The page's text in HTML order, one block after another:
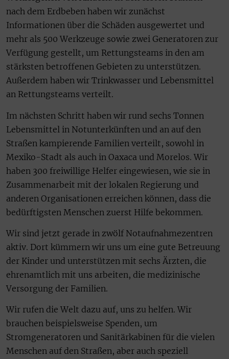
nach dem Erdbeben haben wir zunächst
Informationen über die Schäden ausgewertet und
mehr als 500 Werkzeuge sowie zwei Generatoren zur
Verfügung gestellt, um Rettungsteams in den am
stärksten betroffenen Gebieten zu unterstützen.
Außerdem haben wir Trinkwasser und Lebensmittel
an Rettungsteams verteilt.
Im nächsten Schritt haben wir rund sechs Tonnen
Lebensmittel in Notunterkünften und an auf den
Straßen kampierende Familien verteilt, sowohl in
Mexiko-Stadt als auch in Oaxaca und Morelos. Wir
haben 300 freiwillige Helfer eingewiesen, wie sie in
Zusammenarbeit mit der lokalen Regierung und
anderen Organisationen erreichen können, dass die
bedürftigsten Menschen zuerst Hilfe bekommen.
Wir sind jetzt gerade in zwölf Notaufnahmezentren
aktiv. Dort kümmern wir uns um eine gute Betreuung
der Kinder und unterstützen mit sechs Ärzten, die
ehrenamtlich mit uns arbeiten, die medizinische
Versorgung der Familien.
Wir rufen die Welt dazu auf, uns zu helfen. Wir
brauchen beispielsweise Spenden, um
Stromgeneratoren und Sanitärkabinen für die vielen
Menschen auf den Straßen, aber auch speziell